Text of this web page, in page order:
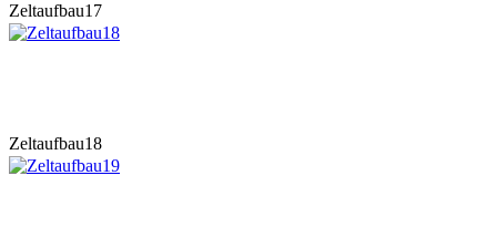
Zeltaufbau17
Zeltaufbau18